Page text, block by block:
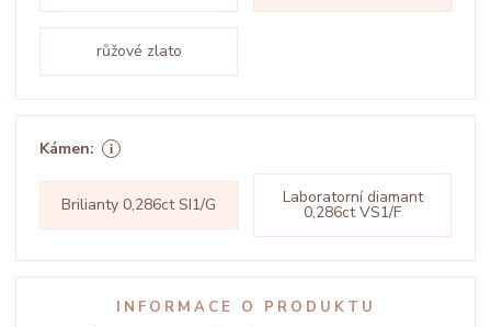
růžové zlato
Kámen:
Brilianty 0,286ct SI1/G Laboratorní diamant
0,286ct VS1/F
INFORMACE O PRODUKTU